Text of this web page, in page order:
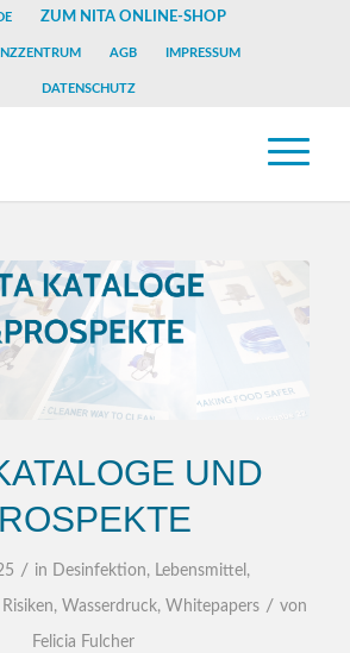
ZUM NITA ONLINE-SHOP
AGB IMPRESSUM
DATENSCHUTZ
UND
/ in Desinfektion, Lebensmittel ,
Risiken, Wasserdruck, Whitepapers / von
Felicia Fulcher